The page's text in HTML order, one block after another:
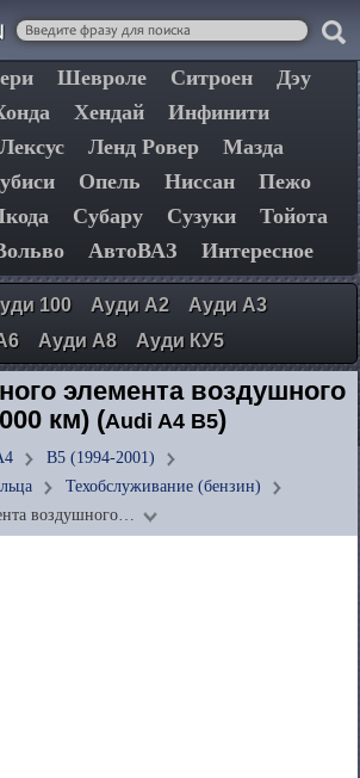
Шевроле Ситроен
Дэу
Хендай
Инфинити
Лексус Ленд Ровер
Мазда
Опель Ниссан
Пежо
Субару Сузуки
Тойота
АвтоВАЗ Интересное
100 Ауди А2
Ауди А3
Ауди А8 Ауди КУ5
элемента воздушного
км) (Audi A4 B5)
B5 (1994-2001)
Техобслуживание (бензин)
воздушного…